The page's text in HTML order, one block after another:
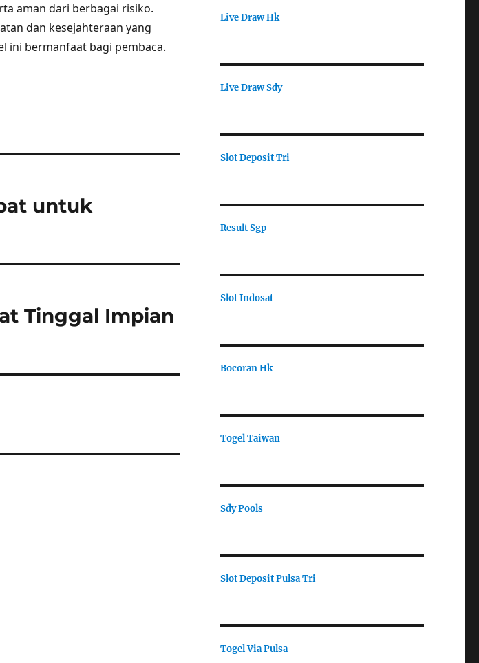
aman dari berbagai risiko.
dan kesejahteraan yang
ini bermanfaat bagi pembaca.
untuk
Tinggal Impian
Live Draw Hk
Live Draw Sdy
Slot Deposit Tri
Result Sgp
Slot Indosat
Bocoran Hk
Togel Taiwan
Sdy Pools
Slot Deposit Pulsa Tri
Togel Via Pulsa